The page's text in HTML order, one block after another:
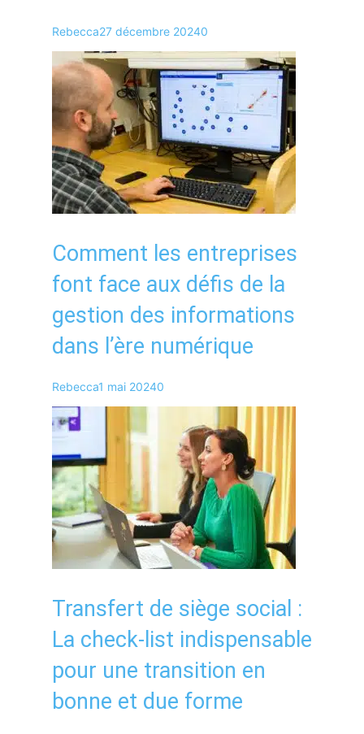
Rebecca27 décembre 20240
Comment les entreprises
font face aux défis de la
gestion des informations
dans l’ère numérique
Rebecca1 mai 20240
Transfert de siège social :
La check-list indispensable
pour une transition en
bonne et due forme